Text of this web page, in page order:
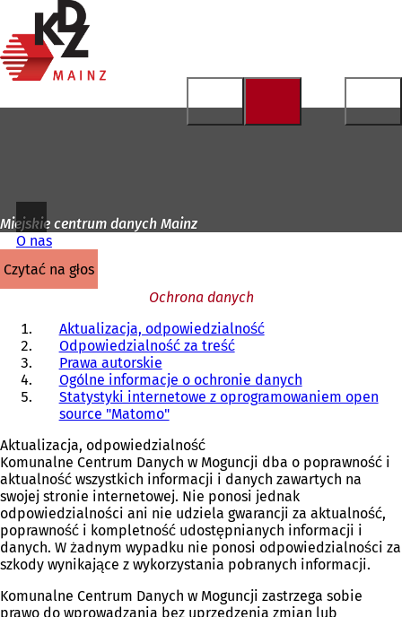
Przejdź do treści
głównej
Miejskie centrum danych Mainz
O nas
czytać na głos
Ochrona danych
Aktualizacja, odpowiedzialność
Odpowiedzialność za treść
Prawa autorskie
Ogólne informacje o ochronie danych
Statystyki internetowe z oprogramowaniem open
source "Matomo"
Aktualizacja, odpowiedzialność
Komunalne Centrum Danych w Moguncji dba o poprawność i
aktualność wszystkich informacji i danych zawartych na
swojej stronie internetowej. Nie ponosi jednak
odpowiedzialności ani nie udziela gwarancji za aktualność,
poprawność i kompletność udostępnianych informacji i
danych. W żadnym wypadku nie ponosi odpowiedzialności za
szkody wynikające z wykorzystania pobranych informacji.
Komunalne Centrum Danych w Moguncji zastrzega sobie
prawo do wprowadzania bez uprzedzenia zmian lub